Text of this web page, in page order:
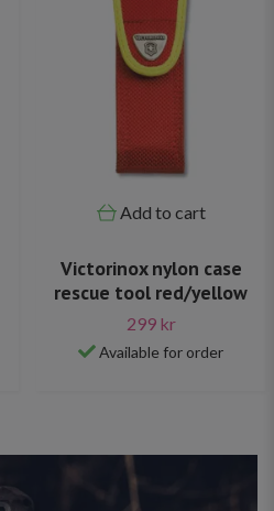
Add to cart
Victorinox nylon case
rescue tool red/yellow
299 kr
Available for order